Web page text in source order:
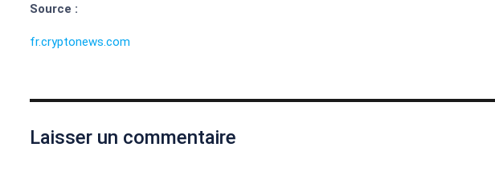
Source :
fr.cryptonews.com
Laisser un commentaire